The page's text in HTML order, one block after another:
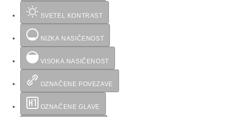
SVETEL KONTRAST
NIZKA NASIČENOST
VISOKA NASIČENOST
OZNAČENE POVEZAVE
OZNAČENE GLAVE